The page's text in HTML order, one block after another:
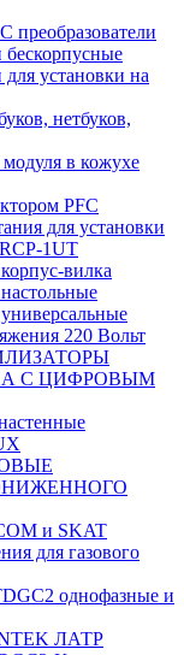
преобразователи
бескорпусные
установки на
нетбуков,
в кожухе
PFC
для установки
1UT
вилка
220 Вольт
С ЦИФРОВЫМ
и SKAT
для газового
однофазные и
ЛАТР